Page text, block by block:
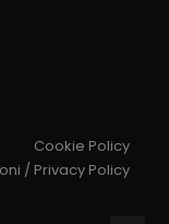
Cookie Policy
/ Privacy Policy